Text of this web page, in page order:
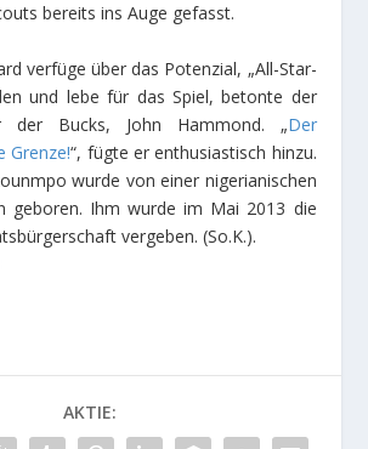
bereits ins Auge gefasst.
verfüge über das Potenzial, „All-Star-
und lebe für das Spiel, betonte der
der Bucks, John Hammond. „Der
Grenze!“, fügte er enthusiastisch hinzu.
wurde von einer nigerianischen
geboren. Ihm wurde im Mai 2013 die
vergeben. (So.K.).
AKTIE: